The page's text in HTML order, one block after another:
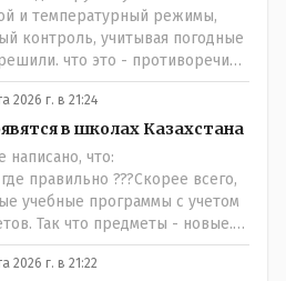
и температурный режимы,
контроль, учитывая погодные
что это - противоречие.
противоречия нет. Этот
на следующий день после
когда спешно установили и
и впервые поставили
контроль. То есть первая
вторая часть -
когда все уже было
2026 г. в 21:24
в школах Казахстана
написано, что:
правильно ???Скорее всего,
учебные программы с учетом
Так что предметы - новые.
2026 г. в 21:22